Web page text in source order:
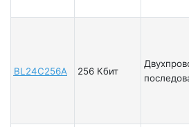
BL24C256A 256 Кбит